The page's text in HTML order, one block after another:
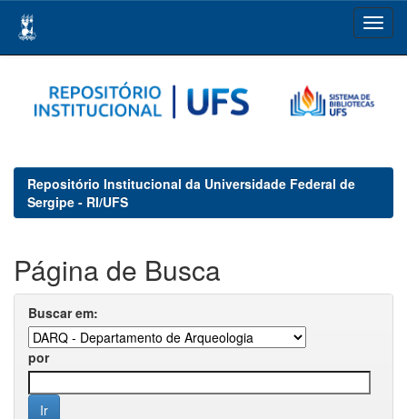
navigation
Repositório Institucional da Universidade Federal de
Sergipe - RI/UFS
Página de Busca
Buscar em:
por